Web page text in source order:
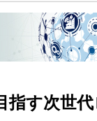
ジ コンピューティング
ソリューション展
展
フィールドサービス
み込み画像技術
製造マネジメント
モビリティ
指す次世